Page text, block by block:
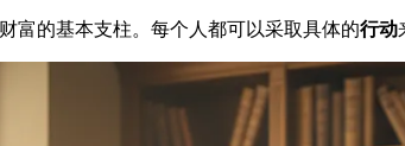
富的基本支柱。每个人都可以采取具体的行动